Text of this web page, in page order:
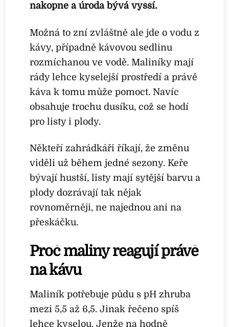
nakopne a úroda bývá vyšší.
Možná to zní zvláštně ale jde o vodu z
kávy, případně kávovou sedlinu
rozmíchanou ve vodě. Maliníky mají
rády lehce kyselejší prostředí a právě
káva k tomu může pomoct. Navíc
obsahuje trochu dusíku, což se hodí
pro listy i plody.
Někteří zahrádkáři říkají, že změnu
viděli už během jedné sezony. Keře
bývají hustší, listy mají sytější barvu a
plody dozrávají tak nějak
rovnoměrněji, ne najednou ani na
přeskáčku.
Proč maliny reagují právě
na kávu
Maliník potřebuje půdu s pH zhruba
mezi 5,5 až 6,5. Jinak řečeno spíš
lehce kyselou. Jenže na hodně